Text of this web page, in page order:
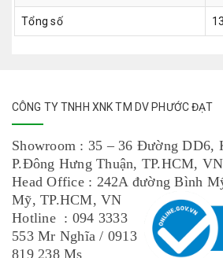
Tổng số
CÔNG TY TNHH XNK TM DV PHƯỚC ĐẠT
Showroom : 35 – 36 Đường DD6,
P.Đông Hưng Thuận, TP.HCM, VN
Head Office : 242A đường Bình
Mỹ, TP.HCM, VN
Hotline : 094 3333
553 Mr Nghĩa / 0913
819 238 Ms